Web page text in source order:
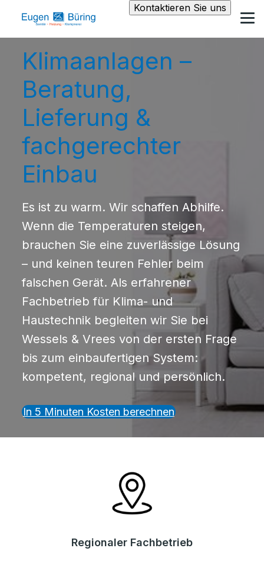
Kontaktieren Sie uns
Klimaanlagen –
Beratung,
Lieferung &
fachgerechter
Einbau
Es ist zu warm. Wir schaffen Abhilfe.
Wenn die Temperaturen steigen,
brauchen Sie eine zuverlässige Lösung
– und keinen teuren Fehler beim
falschen Gerät. Als erfahrener
Fachbetrieb für Klima- und
Haustechnik begleiten wir Sie bei
Wessels & Vrees von der ersten Frage
bis zum einbaufertigen System:
kompetent, regional und persönlich.
In 5 Minuten Kosten berechnen
Regionaler Fachbetrieb